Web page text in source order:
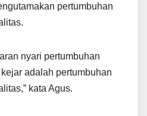
pertumbuhan
nyari pertumbuhan
adalah pertumbuhan
kata Agus.